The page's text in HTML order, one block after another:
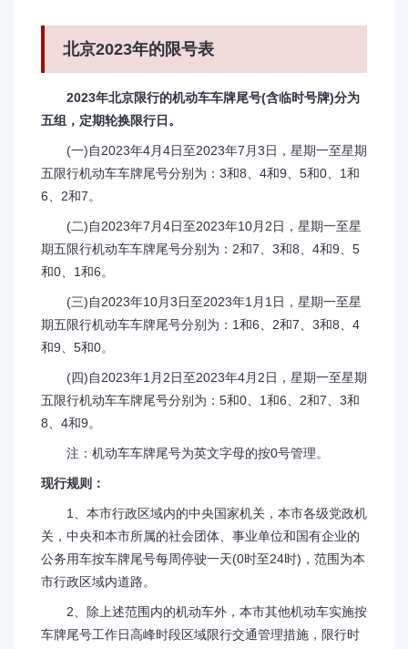
北京2023年的限号表
2023年北京限行的机动车车牌尾号(含临时号牌)分为
五组，定期轮换限行日。
(一)自2023年4月4日至2023年7月3日，星期一至星期
五限行机动车车牌尾号分别为：3和8、4和9、5和0、1和
6、2和7。
(二)自2023年7月4日至2023年10月2日，星期一至星
期五限行机动车车牌尾号分别为：2和7、3和8、4和9、5
和0、1和6。
(三)自2023年10月3日至2023年1月1日，星期一至星
期五限行机动车车牌尾号分别为：1和6、2和7、3和8、4
和9、5和0。
(四)自2023年1月2日至2023年4月2日，星期一至星期
五限行机动车车牌尾号分别为：5和0、1和6、2和7、3和
8、4和9。
注：机动车车牌尾号为英文字母的按0号管理。
现行规则：
1、本市行政区域内的中央国家机关，本市各级党政机
关，中央和本市所属的社会团体、事业单位和国有企业的
公务用车按车牌尾号每周停驶一天(0时至24时)，范围为本
市行政区域内道路。
2、除上述范围内的机动车外，本市其他机动车实施按
车牌尾号工作日高峰时段区域限行交通管理措施，限行时